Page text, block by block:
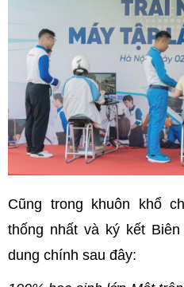
Cũng trong khuôn khổ
thống nhất và ký kết
dung chính sau đây: